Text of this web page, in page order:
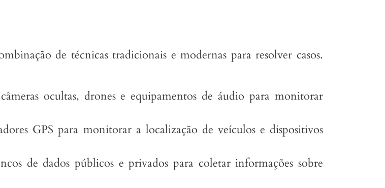
de técnicas tradicionais e modernas para resolver casos.
ocultas, drones e equipamentos de áudio para monitorar
GPS para monitorar a localização de veículos e dispositivos
de dados públicos e privados para coletar informações sobre